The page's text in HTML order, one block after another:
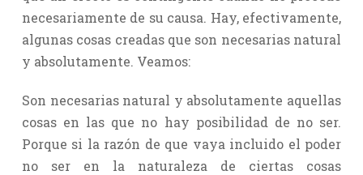
necesariamente de su causa. Hay, efectivamente,
algunas cosas creadas que son necesarias natural
y absolutamente. Veamos:
Son necesarias natural y absolutamente aquellas
cosas en las que no hay posibilidad de no ser.
Porque si la razón de que vaya incluido el poder
no ser en la naturaleza de ciertas cosas